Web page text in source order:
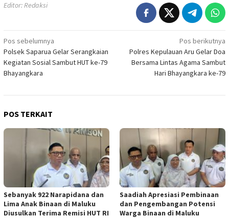
Editor: Redaksi
Navigasi
pos
Pos sebelumnya
Polsek Saparua Gelar Serangkaian
Kegiatan Sosial Sambut HUT ke-79
Bhayangkara
Pos berikutnya
Polres Kepulauan Aru Gelar Doa
Bersama Lintas Agama Sambut
Hari Bhayangkara ke-79
POS TERKAIT
Sebanyak 922 Narapidana dan
Lima Anak Binaan di Maluku
Diusulkan Terima Remisi HUT RI
Saadiah Apresiasi Pembinaan
dan Pengembangan Potensi
Warga Binaan di Maluku